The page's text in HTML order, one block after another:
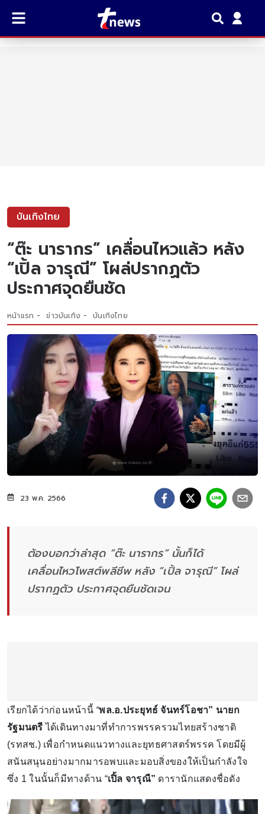
บันเทิงไทย
“ต๊ะ นารากร” เคลื่อนไหวเเล้ว หลัง
“เปิ้ล จารุณี” โผล่ปรากฏตัว
ประกาศจุดยืนชัด
หน้าแรก ข่าวบันเทิง บันเทิงไทย
23 พ.ค. 2566
ต้องบอกว่าล่าสุด “ต๊ะ นารากร” นั้นก็ได้
เคลื่อนไหวโพสต์พลีชีพ หลัง “เปิ้ล จารุณี” โผล่
ปรากฏตัว ประกาศจุดยืนชัดเจน
เรียกได้ว่าก่อนหน้านี้“พล.อ.ประยุทธ์ จันทร์โอชา” นายก
รัฐมนตรี ได้เดินทางมาที่ทำการพรรครวมไทยสร้างชาติ
(รทสช.) เพื่อกำหนดแนวทางและยุทธศาสตร์พรรค โดยมีผู้
สนันสนุนอย่างมากมารอพบและมอบสิ่งของให้เป็นกำลังใจ
ซึ่ง 1 ในนั้นก็มีทางด้าน “เปิ้ล จารุณี” ดารานักแสดงชื่อดัง